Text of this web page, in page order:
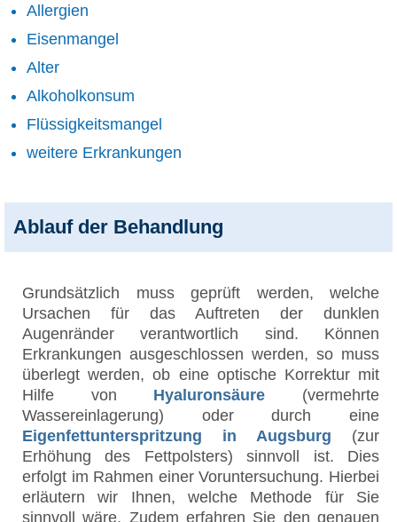
Allergien
Eisenmangel
Alter
Alkoholkonsum
Flüssigkeitsmangel
weitere Erkrankungen
Ablauf der Behandlung
Grundsätzlich muss geprüft werden, welche
Ursachen für das Auftreten der dunklen
Augenränder verantwortlich sind. Können
Erkrankungen ausgeschlossen werden, so muss
überlegt werden, ob eine optische Korrektur mit
Hilfe von Hyaluronsäure (vermehrte
Wassereinlagerung) oder durch eine
Eigenfettunterspritzung in Augsburg (zur
Erhöhung des Fettpolsters) sinnvoll ist. Dies
erfolgt im Rahmen einer Voruntersuchung. Hierbei
erläutern wir Ihnen, welche Methode für Sie
sinnvoll wäre. Zudem erfahren Sie den genauen